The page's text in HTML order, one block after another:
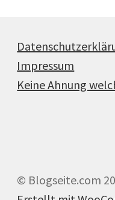
Impressum
Keine Ahnung
© Blogseite.com